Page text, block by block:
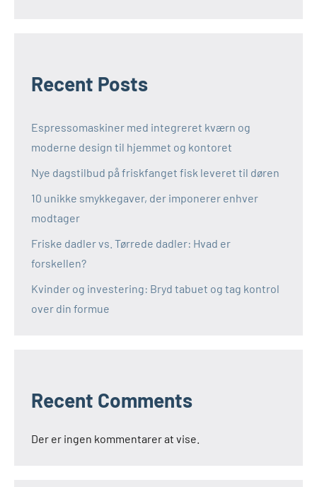
Recent Posts
Espressomaskiner med integreret kværn og
moderne design til hjemmet og kontoret
Nye dagstilbud på friskfanget fisk leveret til døren
10 unikke smykkegaver, der imponerer enhver
modtager
Friske dadler vs. Tørrede dadler: Hvad er
forskellen?
Kvinder og investering: Bryd tabuet og tag kontrol
over din formue
Recent Comments
Der er ingen kommentarer at vise.